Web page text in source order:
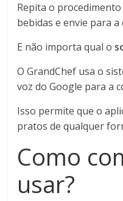
Repita o
bebidas e envie para a
E não importa qual o
O GrandChef usa o
voz do Google para a
Isso permite que o
pratos de qualquer
Como
usar?